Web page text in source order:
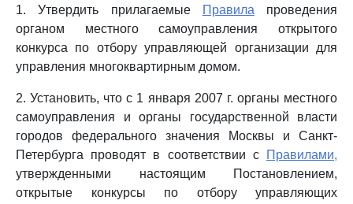
1. Утвердить прилагаемые Правила проведения
органом местного самоуправления открытого
конкурса по отбору управляющей организации для
управления многоквартирным домом.
2. Установить, что с 1 января 2007 г. органы местного
самоуправления и органы государственной власти
городов федерального значения Москвы и Санкт-
Петербурга проводят в соответствии с
Правилами,
утвержденными настоящим Постановлением,
открытые конкурсы по отбору управляющих